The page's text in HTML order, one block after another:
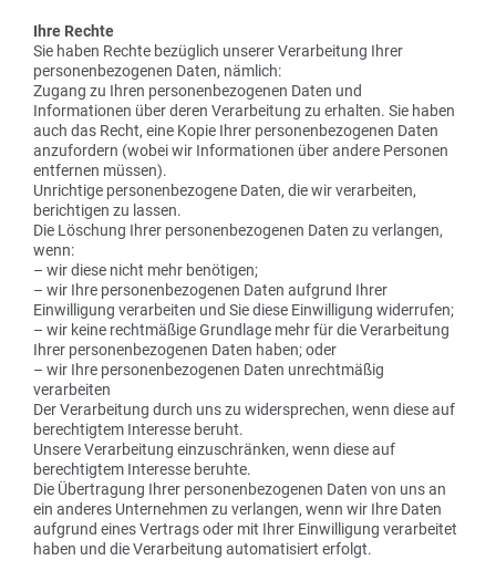
Ihre Rechte
Sie haben Rechte bezüglich unserer Verarbeitung Ihrer
personenbezogenen Daten, nämlich:
Zugang zu Ihren personenbezogenen Daten und
Informationen über deren Verarbeitung zu erhalten. Sie haben
auch das Recht, eine Kopie Ihrer personenbezogenen Daten
anzufordern (wobei wir Informationen über andere Personen
entfernen müssen).
Unrichtige personenbezogene Daten, die wir verarbeiten,
berichtigen zu lassen.
Die Löschung Ihrer personenbezogenen Daten zu verlangen,
wenn:
– wir diese nicht mehr benötigen;
– wir Ihre personenbezogenen Daten aufgrund Ihrer
Einwilligung verarbeiten und Sie diese Einwilligung widerrufen;
– wir keine rechtmäßige Grundlage mehr für die Verarbeitung
Ihrer personenbezogenen Daten haben; oder
– wir Ihre personenbezogenen Daten unrechtmäßig
verarbeiten
Der Verarbeitung durch uns zu widersprechen, wenn diese auf
berechtigtem Interesse beruht.
Unsere Verarbeitung einzuschränken, wenn diese auf
berechtigtem Interesse beruhte.
Die Übertragung Ihrer personenbezogenen Daten von uns an
ein anderes Unternehmen zu verlangen, wenn wir Ihre Daten
aufgrund eines Vertrags oder mit Ihrer Einwilligung verarbeitet
haben und die Verarbeitung automatisiert erfolgt.